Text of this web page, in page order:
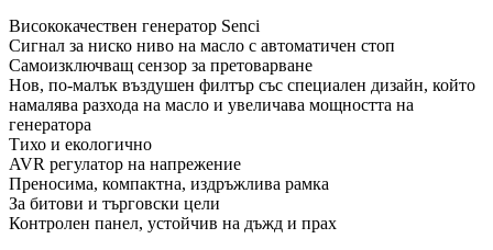
Висококачествен генератор Senci
Сигнал за ниско ниво на масло с автоматичен стоп
Самоизключващ сензор за претоварване
Нов, по-малък въздушен филтър със специален дизайн, който
намалява разхода на масло и увеличава мощността на
генератора
Тихо и екологично
AVR регулатор на напрежение
Преносима, компактна, издръжлива рамка
За битови и търговски цели
Контролен панел, устойчив на дъжд и прах